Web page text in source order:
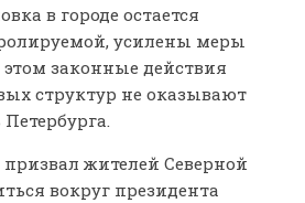
в городе остается
усилены меры
законные действия
структур не оказывают
призвал жителей Северной
вокруг президента